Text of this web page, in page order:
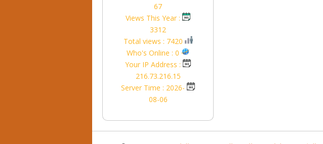
67
Views This Year :
3312
Your IP Address :
216.73.216.15
Server Time : 2026-
08-06